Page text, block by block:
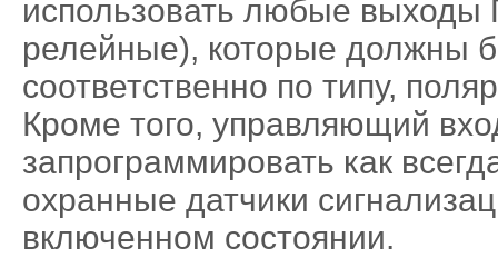
использовать любые
релейные), которые должны
соответственно по типу,
Кроме того, управляющий
запрограммировать как
охранные датчики
включенном состоянии.